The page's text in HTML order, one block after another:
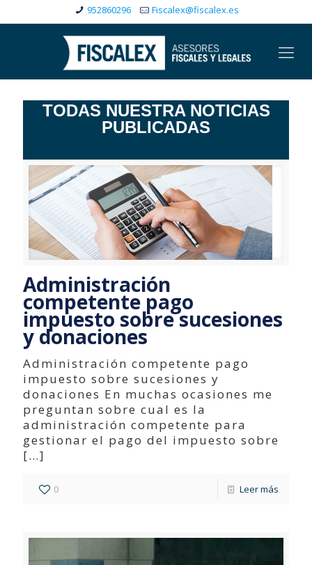
952860296 Fiscalex@fiscalex.es
TODAS NUESTRA NOTICIAS
PUBLICADAS
Administración
competente pago
impuesto sobre sucesiones
y donaciones
Administración competente pago
impuesto sobre sucesiones y
donaciones En muchas ocasiones me
preguntan sobre cual es la
administración competente para
gestionar el pago del impuesto sobre
[…]
0 Leer más